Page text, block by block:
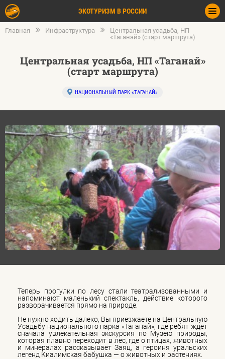
ЭКОТУРИЗМ В РОССИИ
Главная Инфраструктура
Центральная усадьба, НП
«Таганай» (старт маршрута)
Центральная усадьба, НП «Таганай»
(старт маршрута)
НАЦИОНАЛЬНЫЙ ПАРК «ТАГАНАЙ»
Теперь прогулки по лесу стали театрализованными и
напоминают маленький спектакль, действие которого
разворачивается прямо на природе.
Не нужно ходить далеко, Вы приезжаете на Центральную
Усадьбу национального парка «Таганай», где ребят ждет
сначала увлекательная экскурсия по Музею природы,
которая плавно переходит в лес, где о птицах, животных
и минералах рассказывает Заяц, а героиня уральских
легенд Киалимская бабушка — о животных и растениях.